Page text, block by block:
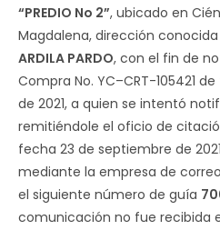
“PREDIO No 2”, ubicado en
Magdalena, dirección
ARDILA PARDO, con el fin de
Compra No. YC–CRT-105421
de 2021, a quien se intentó
remitiéndole el oficio de
fecha 23 de septiembre de
mediante la empresa de
el siguiente número de guía
comunicación no fue recibida